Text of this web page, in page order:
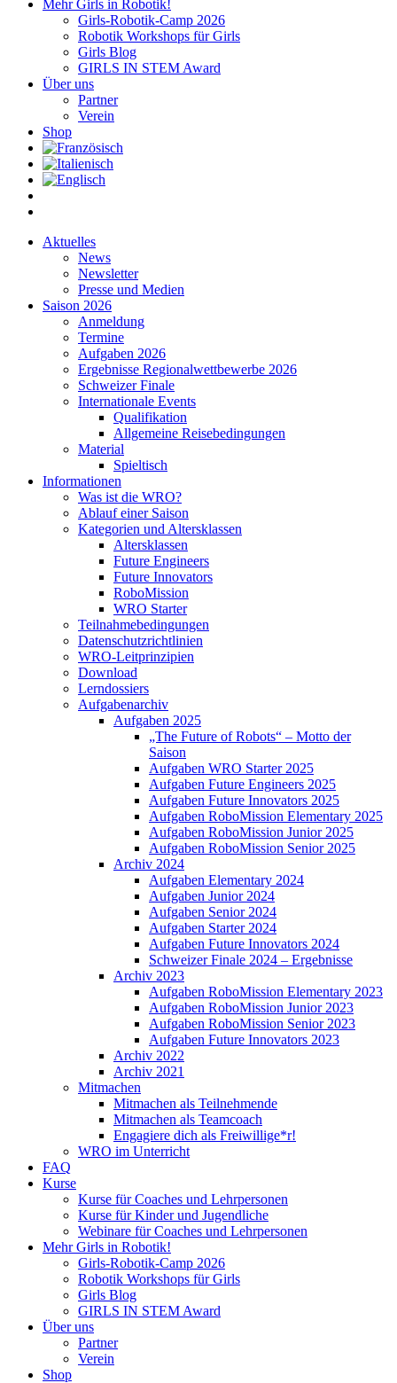
Mehr Girls in Robotik!
Girls-Robotik-Camp 2026
Robotik Workshops für Girls
Girls Blog
GIRLS IN STEM Award
Über uns
Partner
Verein
Shop
Aktuelles
News
Newsletter
Presse und Medien
Saison 2026
Anmeldung
Termine
Aufgaben 2026
Ergebnisse Regionalwettbewerbe 2026
Schweizer Finale
Internationale Events
Qualifikation
Allgemeine Reisebedingungen
Material
Spieltisch
Informationen
Was ist die WRO?
Ablauf einer Saison
Kategorien und Altersklassen
Altersklassen
Future Engineers
Future Innovators
RoboMission
WRO Starter
Teilnahmebedingungen
Datenschutzrichtlinien
WRO-Leitprinzipien
Download
Lerndossiers
Aufgabenarchiv
Aufgaben 2025
„The Future of Robots“ – Motto der
Saison
Aufgaben WRO Starter 2025
Aufgaben Future Engineers 2025
Aufgaben Future Innovators 2025
Aufgaben RoboMission Elementary 2025
Aufgaben RoboMission Junior 2025
Aufgaben RoboMission Senior 2025
Archiv 2024
Aufgaben Elementary 2024
Aufgaben Junior 2024
Aufgaben Senior 2024
Aufgaben Starter 2024
Aufgaben Future Innovators 2024
Schweizer Finale 2024 – Ergebnisse
Archiv 2023
Aufgaben RoboMission Elementary 2023
Aufgaben RoboMission Junior 2023
Aufgaben RoboMission Senior 2023
Aufgaben Future Innovators 2023
Archiv 2022
Archiv 2021
Mitmachen
Mitmachen als Teilnehmende
Mitmachen als Teamcoach
Engagiere dich als Freiwillige*r!
WRO im Unterricht
FAQ
Kurse
Kurse für Coaches und Lehrpersonen
Kurse für Kinder und Jugendliche
Webinare für Coaches und Lehrpersonen
Mehr Girls in Robotik!
Girls-Robotik-Camp 2026
Robotik Workshops für Girls
Girls Blog
GIRLS IN STEM Award
Über uns
Partner
Verein
Shop